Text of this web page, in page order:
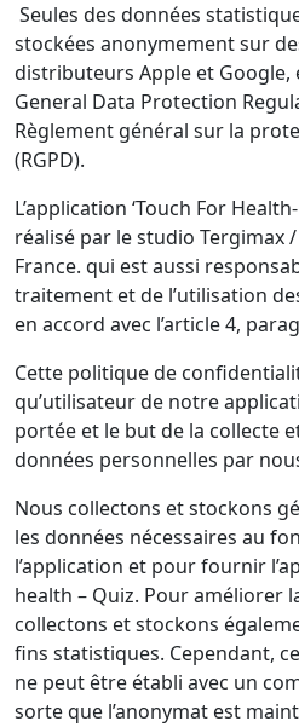
Seules des données
stockées anonymement sur
distributeurs Apple et Google,
General Data Protection
Règlement général sur la
(RGPD).
L’application ‘Touch For
réalisé par le studio Tergimax
France. qui est aussi
traitement et de l’utilisation
en accord avec l’article 4,
Cette politique de
qu’utilisateur de notre
portée et le but de la collecte
données personnelles par
Nous collectons et stockons
les données nécessaires au
l’application et pour fournir
health – Quiz. Pour améliorer
collectons et stockons
fins statistiques. Cependant,
ne peut être établi avec un
sorte que l’anonymat est